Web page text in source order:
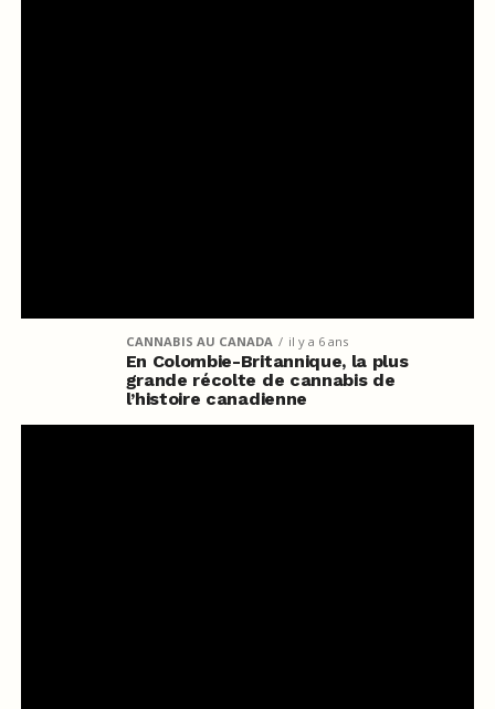
CANNABIS AU CANADA il y a 6 ans
En Colombie-Britannique, la plus
grande récolte de cannabis de
l’histoire canadienne